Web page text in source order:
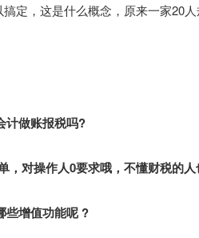
定，这是什么概念，原来一家20
计做账报税吗?
，对操作人0要求哦，不懂财税的
些增值功能呢 ?